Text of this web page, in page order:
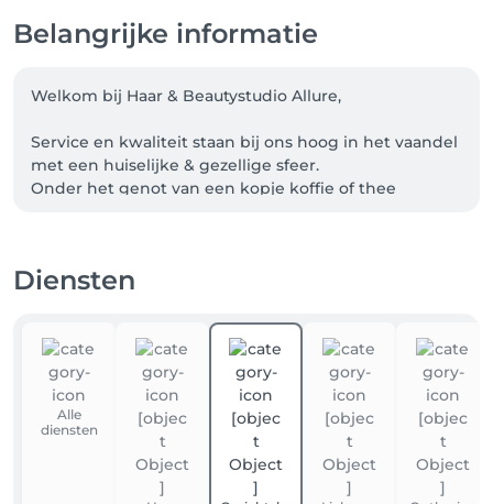
Belangrijke informatie
Welkom bij Haar & Beautystudio Allure,
Service en kwaliteit staan bij ons hoog in het vaandel
met een huiselijke & gezellige sfeer.
Onder het genot van een kopje koffie of thee
PS Wij willen je erop attent maken dat wij 50% in
rekening zullen brengen als je niet komt opdagen
voor je afspraak.
Diensten
Alle
diensten